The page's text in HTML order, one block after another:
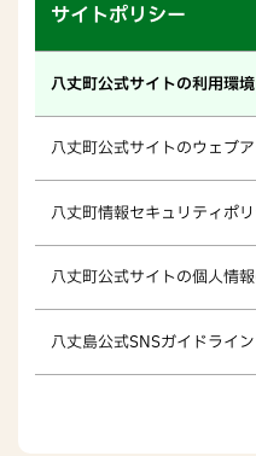
サイトポリシー
八丈町公式サイトの利用環
八丈町公式サイトのウェブ
八丈町情報セキュリティポ
八丈町公式サイトの個人情
八丈島公式SNSガイドライン